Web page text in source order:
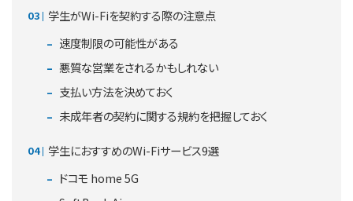
学生がWi-Fiを契約する際の注意点
速度制限の可能性がある
悪質な営業をされるかもしれない
支払い方法を決めておく
未成年者の契約に関する規約を把握しておく
学生におすすめのWi-Fiサービス9選
ドコモ home 5G